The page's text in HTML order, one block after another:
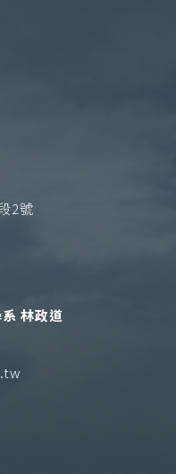
2號
林政道